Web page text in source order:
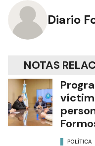
Diario
NOTAS
POLÍTICA